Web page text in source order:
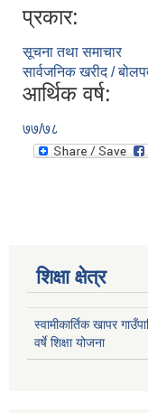
प्रकार:
सूचना तथा समाचार
सार्वजनिक खरीद /
आर्थिक वर्ष:
७७/७८
शिक्षा क्षेत्र
स्वामीकार्तिक खापर
वर्षे शिक्षा योजना